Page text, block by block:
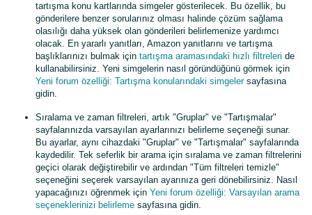
tartışma konu kartlarında simgeler gösterilecek. Bu özellik, bu
gönderilere benzer sorularınız olması halinde çözüm sağlama
olasılığı daha yüksek olan gönderileri belirlemenize yardımcı
olacak. En yararlı yanıtları, Amazon yanıtlarını ve tartışma
başlıklarınızı bulmak içintartışma aramasındaki hızlı filtreleri de
kullanabilirsiniz. Yeni simgelerin nasıl göründüğünü görmek için
Yeni forum özelliği: Tartışma konularındaki simgelersayfasına
gidin.
Sıralama ve zaman filtreleri, artık "Gruplar" ve "Tartışmalar"
sayfalarınızda varsayılan ayarlarınızı belirleme seçeneği sunar.
Bu ayarlar, aynı cihazdaki "Gruplar" ve "Tartışmalar" sayfalarında
kaydedilir. Tek seferlik bir arama için sıralama ve zaman filtrelerini
geçici olarak değiştirebilir ve ardından "Tüm filtreleri temizle"
seçeneğini seçerek varsayılan ayarınıza geri dönebilirsiniz. Nasıl
yapacağınızı öğrenmek içinYeni forum özelliği: Varsayılan arama
seçeneklerinizi belirleme sayfasına gidin.